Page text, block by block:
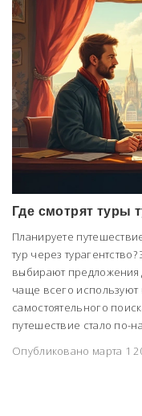
Где смотрят туры
Планируете
тур через
выбирают предложения
чаще всего
самостоятельного
путешествие стало по-
Опубликовано марта 1